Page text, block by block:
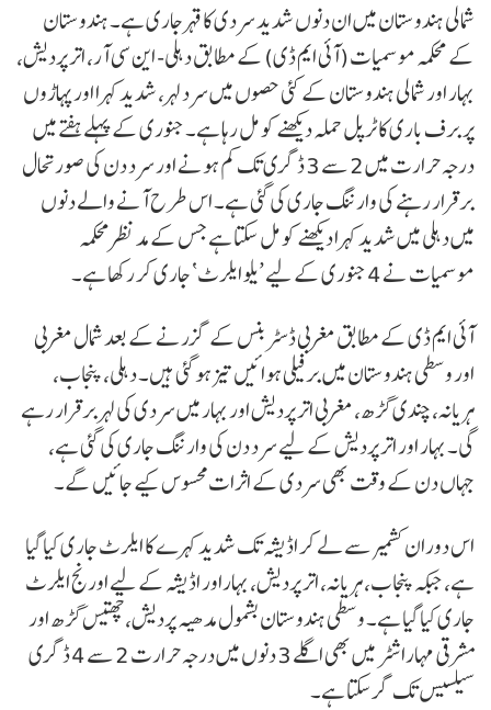
شمالی ہندوستان میں ان دنوں شدید سردی کا قہر جاری ہے۔ ہندوستان
کے محکمہ موسمیات (آئی ایم ڈی) کے مطابق دہلی- این سی آر، اتر پردیش،
بہار اور شمالی ہندوستان کے کئی حصوں میں سرد لہر، شدید کہرا اور پہاڑوں
پر برف باری کا ٹرپل حملہ دیکھنے کو مل رہا ہے۔ جنوری کے پہلے ہفتے میں
درجہ حرارت میں 2 سے 3 ڈگری تک کم ہونے اور سرد دن کی صورتحال
برقرار رہنے کی وارننگ جاری کی گئی ہے۔ اس طرح آنے والے دنوں
میں دہلی میں شدید کہرا دیکھنے کو مل سکتا ہے جس کے مد نظرمحکمہ
موسمیات نے 4 جنوری کے لیے ’یلو ایلرٹ‘ جاری کر رکھا ہے۔
آئی ایم ڈی کے مطابق مغربی ڈسٹربنس کے گزرنے کے بعد شمال مغربی
اور وسطی ہندوستان میں برفیلی ہوائیں تیز ہو گئی ہیں۔ دہلی، پنجاب،
ہریانہ، چندی گڑھ، مغربی اتر پردیش اور بہار میں سردی کی لہر برقرار رہے
گی۔ بہار اور اتر پردیش کے لیے سرد دن کی وارننگ جاری کی گئی ہے،
جہاں دن کے وقت بھی سردی کے اثرات محسوس کیے جائیں گے۔
اس دوران کشمیر سے لے کر اڈیشہ تک شدید کہرے کا ایلرٹ جاری کیا گیا
ہے، جبکہ پنجاب، ہریانہ، اتر پردیش، بہاراور اڈیشہ کے لیے اورنج ایلرٹ
جاری کیا گیا ہے۔ وسطی ہندوستان بشمول مدھیہ پردیش، چھتیس گڑھ اور
مشرقی مہاراشٹر میں بھی اگلے 3 دنوں میں درجہ حرارت 2 سے 4 ڈگری
سیلسیس تک گر سکتا ہے۔